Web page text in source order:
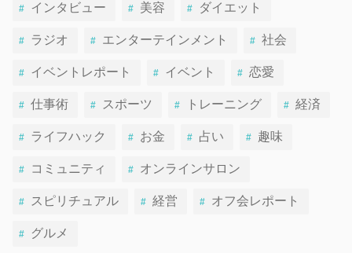
インタビュー 美容 ダイエット
ラジオ エンターテインメント 社会
イベントレポート イベント 恋愛
仕事術 スポーツ トレーニング 経済
ライフハック お金 占い 趣味
コミュニティ オンラインサロン
スピリチュアル 経営 オフ会レポート
グルメ